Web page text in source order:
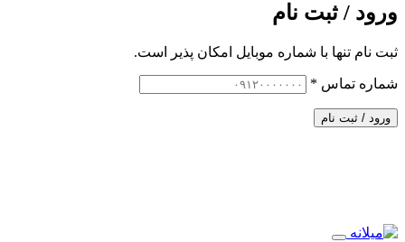
ورود / ثبت نام
ثبت نام تنها با شماره موبایل امکان پذیر است.
شماره تماس *
ورود / ثبت نام